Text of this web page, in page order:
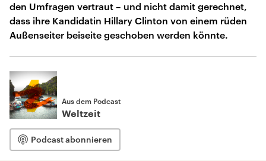
den Umfragen vertraut – und nicht damit gerechnet,
dass ihre Kandidatin Hillary Clinton von einem rüden
Außenseiter beiseite geschoben werden könnte.
Aus dem Podcast
Weltzeit
Podcast abonnieren